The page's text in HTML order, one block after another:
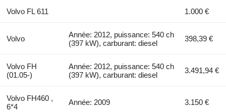
Volvo FL 611 1.000 €
Volvo
Année: 2012, puissance: 540 ch
(397 kW), carburant: diesel
398,39 €
Volvo FH
(01.05-)
Année: 2012, puissance: 540 ch
(397 kW), carburant: diesel
3.491,94 €
Volvo FH460 ,
6*4
Année: 2009 3.150 €